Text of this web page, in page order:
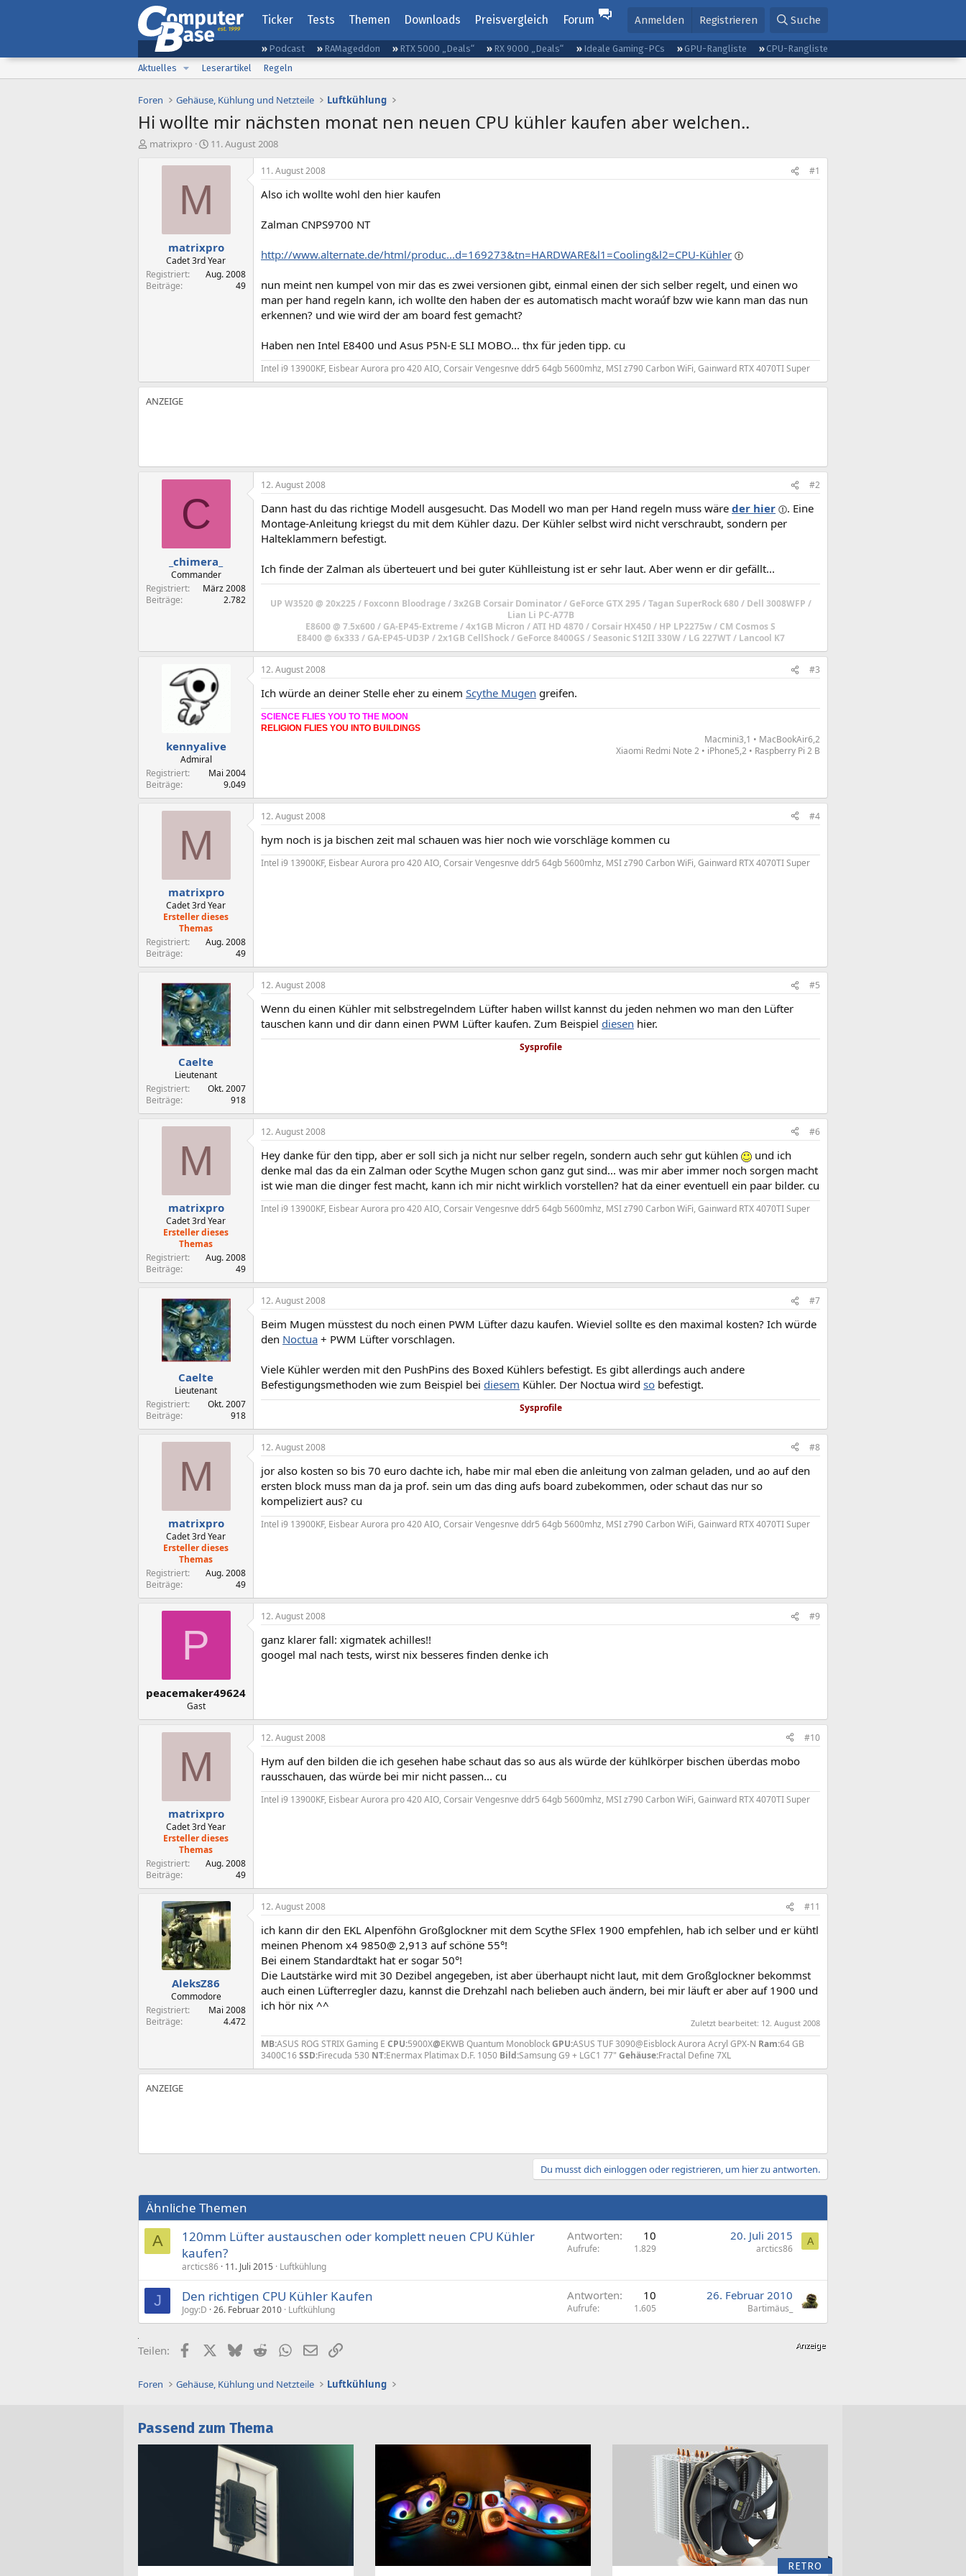
Ticker Tests Themen Downloads Preisvergleich Forum Anmelden Registrieren Suche
Podcast RAMageddon RTX 5000 „Deals“ RX 9000 „Deals“ Ideale Gaming-PCs GPU-Rangliste
CPU-Rangliste
Aktuelles
Leserartikel Regeln
Foren Gehäuse, Kühlung und Netzteile Luftkühlung
Hi wollte mir nächsten monat nen neuen CPU kühler kaufen aber welchen..
E
matrixpro
E
s
t
a
m
11. August 2008
M
matrixpro
Cadet 3rd Year
Registriert
Aug. 2008
Beiträge
49
11. August 2008 #1
Also ich wollte wohl den hier kaufen
Zalman CNPS9700 NT
http://www.alternate.de/html/produc...d=169273&tn=HARDWARE&l1=Cooling&l2=CPU-Kühler
nun meint nen kumpel von mir das es zwei versionen gibt, einmal einen der sich selber regelt, und einen wo
man per hand regeln kann, ich wollte den haben der es automatisch macht woraúf bzw wie kann man das nun
erkennen? und wie wird der am board fest gemacht?
Haben nen Intel E8400 und Asus P5N-E SLI MOBO... thx für jeden tipp. cu
Intel i9 13900KF, Eisbear Aurora pro 420 AIO, Corsair Vengesnve ddr5 64gb 5600mhz, MSI z790 Carbon WiFi, Gainward RTX 4070TI Super
C
_chimera_
Commander
Registriert
März 2008
Beiträge
2.782
12. August 2008 #2
Dann hast du das richtige Modell ausgesucht. Das Modell wo man per Hand regeln muss wäre der hier
. Eine
Montage-Anleitung kriegst du mit dem Kühler dazu. Der Kühler selbst wird nicht verschraubt, sondern per
Halteklammern befestigt.
Ich finde der Zalman als überteuert und bei guter Kühlleistung ist er sehr laut. Aber wenn er dir gefällt...
UP W3520 @ 20x225 / Foxconn Bloodrage / 3x2GB Corsair Dominator / GeForce GTX 295 / Tagan SuperRock 680 / Dell 3008WFP /
Lian Li PC-A77B
E8600 @ 7.5x600 / GA-EP45-Extreme / 4x1GB Micron / ATI HD 4870 / Corsair HX450 / HP LP2275w / CM Cosmos S
E8400 @ 6x333 / GA-EP45-UD3P / 2x1GB CellShock / GeForce 8400GS / Seasonic S12II 330W / LG 227WT / Lancool K7
kennyalive
Admiral
Registriert
Mai 2004
Beiträge
9.049
12. August 2008 #3
Ich würde an deiner Stelle eher zu einem Scythe Mugen greifen.
SCIENCE FLIES YOU TO THE MOON
RELIGION FLIES YOU INTO BUILDINGS
Macmini3,1 • MacBookAir6,2
Xiaomi Redmi Note 2 • iPhone5,2 • Raspberry Pi 2 B​
M
matrixpro
Cadet 3rd Year
Ersteller dieses
Themas
Registriert
Aug. 2008
Beiträge
49
12. August 2008 #4
hym noch is ja bischen zeit mal schauen was hier noch wie vorschläge kommen cu
Intel i9 13900KF, Eisbear Aurora pro 420 AIO, Corsair Vengesnve ddr5 64gb 5600mhz, MSI z790 Carbon WiFi, Gainward RTX 4070TI Super
Caelte
Lieutenant
Registriert
Okt. 2007
Beiträge
918
12. August 2008 #5
Wenn du einen Kühler mit selbstregelndem Lüfter haben willst kannst du jeden nehmen wo man den Lüfter
tauschen kann und dir dann einen PWM Lüfter kaufen. Zum Beispiel diesen hier.
Sysprofile
M
matrixpro
Cadet 3rd Year
Ersteller dieses
Themas
Registriert
Aug. 2008
Beiträge
49
12. August 2008 #6
Hey danke für den tipp, aber er soll sich ja nicht nur selber regeln, sondern auch sehr gut kühlen
und ich
denke mal das da ein Zalman oder Scythe Mugen schon ganz gut sind... was mir aber immer noch sorgen macht
ist wie man die dinger fest macht, kann ich mir nicht wirklich vorstellen? hat da einer eventuell ein paar bilder. cu
Intel i9 13900KF, Eisbear Aurora pro 420 AIO, Corsair Vengesnve ddr5 64gb 5600mhz, MSI z790 Carbon WiFi, Gainward RTX 4070TI Super
Caelte
Lieutenant
Registriert
Okt. 2007
Beiträge
918
12. August 2008 #7
Beim Mugen müsstest du noch einen PWM Lüfter dazu kaufen. Wieviel sollte es den maximal kosten? Ich würde
den Noctua + PWM Lüfter vorschlagen.
Viele Kühler werden mit den PushPins des Boxed Kühlers befestigt. Es gibt allerdings auch andere
Befestigungsmethoden wie zum Beispiel bei diesem Kühler. Der Noctua wird so befestigt.
Sysprofile
M
matrixpro
Cadet 3rd Year
Ersteller dieses
Themas
Registriert
Aug. 2008
Beiträge
49
12. August 2008 #8
jor also kosten so bis 70 euro dachte ich, habe mir mal eben die anleitung von zalman geladen, und ao auf den
ersten block muss man da ja prof. sein um das ding aufs board zubekommen, oder schaut das nur so
kompeliziert aus? cu
Intel i9 13900KF, Eisbear Aurora pro 420 AIO, Corsair Vengesnve ddr5 64gb 5600mhz, MSI z790 Carbon WiFi, Gainward RTX 4070TI Super
P
peacemaker49624
Gast
12. August 2008 #9
ganz klarer fall: xigmatek achilles!!
googel mal nach tests, wirst nix besseres finden denke ich
M
matrixpro
Cadet 3rd Year
Ersteller dieses
Themas
Registriert
Aug. 2008
Beiträge
49
12. August 2008 #10
Hym auf den bilden die ich gesehen habe schaut das so aus als würde der kühlkörper bischen überdas mobo
rausschauen, das würde bei mir nicht passen... cu
Intel i9 13900KF, Eisbear Aurora pro 420 AIO, Corsair Vengesnve ddr5 64gb 5600mhz, MSI z790 Carbon WiFi, Gainward RTX 4070TI Super
AleksZ86
Commodore
Registriert
Mai 2008
Beiträge
4.472
12. August 2008 #11
ich kann dir den EKL Alpenföhn Großglockner mit dem Scythe SFlex 1900 empfehlen, hab ich selber und er kühtl
meinen Phenom x4 9850@ 2,913 auf schöne 55°!
Bei einem Standardtakt hat er sogar 50°!
Die Lautstärke wird mit 30 Dezibel angegeben, ist aber überhaupt nicht laut, mit dem Großglockner bekommst
auch einen Lüfterregler dazu, kannst die Drehzahl nach belieben auch ändern, bei mir läuft er aber auf 1900 und
ich hör nix ^^
Zuletzt bearbeitet: 12. August 2008
MB:ASUS ROG STRIX Gaming E CPU:5900X@EKWB Quantum MonoblockGPU:ASUS TUF 3090@Eisblock Aurora Acryl GPX-N Ram:64 GB
3400C16SSD:Firecuda 530 NT:Enermax Platimax D.F. 1050 Bild:Samsung G9 + LGC1 77" Gehäuse:Fractal Define 7XL
Du musst dich einloggen oder registrieren, um hier zu antworten.
Ähnliche Themen
A
120mm Lüfter austauschen oder komplett neuen CPU Kühler
kaufen?
arctics86 11. Juli 2015 Luftkühlung
Antworten 10
Aufrufe 1.829
20. Juli 2015
arctics86
A
J Den richtigen CPU Kühler Kaufen
Jogy:D 26. Februar 2010 Luftkühlung
Antworten 10
Aufrufe 1.605
26. Februar 2010
Bartimäus_
Teilen: FacebookX (Twitter)
BlueskyRedditWhatsApp
E-MailLink
Foren Gehäuse, Kühlung und Netzteile Luftkühlung
Passend zum Thema
RETRO